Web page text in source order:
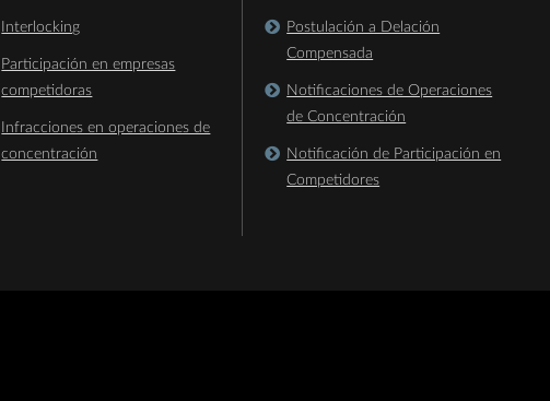
Interlocking
Participación en empresas
competidoras
Infracciones en operaciones de
concentración
Postulación a Delación
Compensada
Notificaciones de Operaciones
de Concentración
Notificación de Participación en
Competidores